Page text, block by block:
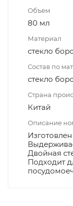
Объем
80 мл
Материал
стекло
Состав по
стекло
Страна
Китай
Описание
Двойная
Подходит